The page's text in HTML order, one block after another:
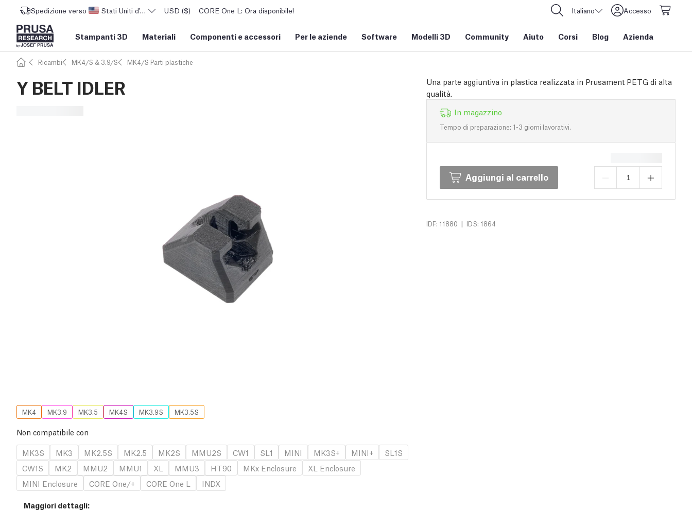
Spedizione verso Stati Uniti d'AmericaUSD ($) CORE One L: Ora disponibile! Italiano Accesso
Stampanti 3D Materiali Componenti e accessori Per le aziende Software Modelli 3D Community Aiuto Corsi Blog Azienda
Ricambi MK4/S & 3.9/S MK4/S Parti plastiche
Y BELT IDLER
Una parte aggiuntiva in plastica realizzata in Prusament PETG di alta
qualità.
In magazzino
Tempo di preparazione: 1-3 giorni lavorativi.
Aggiungi al carrello
IDF: 11880 | IDS: 1864
MK4 MK3.9 MK3.5 MK4S MK3.9S MK3.5S
Non compatibile con
MK3S
MK3 MK2.5S MK2.5 MK2S MMU2S CW1 SL1 MINI MK3S+ MINI+
SL1S
CW1S
MK2 MMU2 MMU1 XL MMU3 HT90 MKx Enclosure
XL Enclosure
MINI Enclosure
CORE One/+ CORE One L INDX
Maggiori dettagli: